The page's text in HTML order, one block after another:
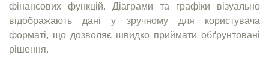
фінансових функцій. Діаграми та графіки візуально
відображають дані у зручному для користувача
форматі, що дозволяє швидко приймати обґрунтовані
рішення.